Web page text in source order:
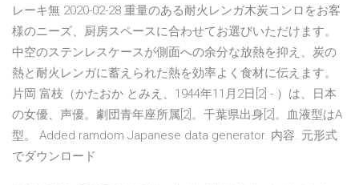
レーキ無 2020-02-28 重量のある耐火レンガ木炭コンロをお客
様のニーズ、厨房スペースに合わせてお選びいただけます。
中空のステンレスケースが側面への余分な放熱を抑え、炭の
熱と耐火レンガに蓄えられた熱を効率よく食材に伝えます。
片岡 富枝（かたおか とみえ、1944年11月2日[2] - ）は、日本
の女優、声優。劇団青年座所属[2]。千葉県出身[2]。血液型はA
型。 Added ramdom Japanese data generator. 内容. 元形式
でダウンロード